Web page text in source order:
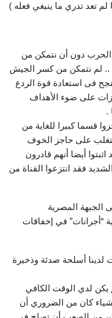
لم تعد تدري ما ينبغي فعله )
الحرب دون أن نتمكن من
.. لم نتمكن من كسر الجيش
فى استعادة قوة الردع
على ضوء الأهداف
.
قسما كبيرا للغاية من
على حاجز الخوف
أيضا أنهم قادرون
فقد انتزعوا القناة من
الجبهة المصرية
“أجرانات” في إخفاقات
لدينا أسلحة صدئة وذخيرة
لدي الوقت الكافي
كان من الضروري أن